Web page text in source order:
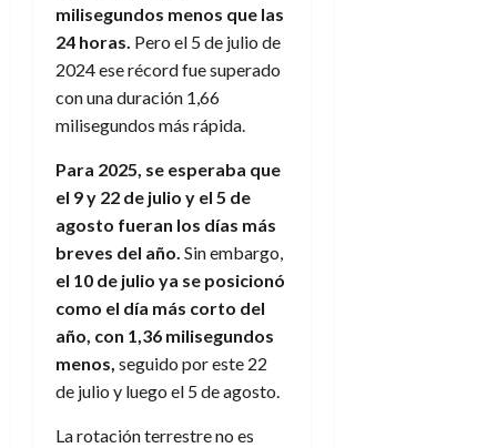
milisegundos menos que las
24 horas. Pero el 5 de julio de
2024 ese récord fue superado
con una duración 1,66
milisegundos más rápida.
Para 2025, se esperaba que
el 9 y 22 de julio y el 5 de
agosto fueran los días más
breves del año. Sin embargo,
el 10 de julio ya se posicionó
como el día más corto del
año, con 1,36 milisegundos
menos, seguido por este 22
de julio y luego el 5 de agosto.
La rotación terrestre no es